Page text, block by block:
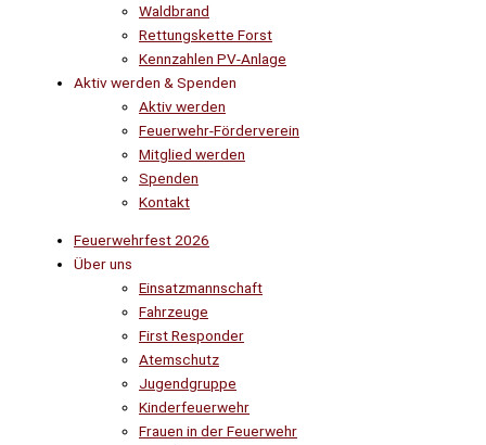
Waldbrand
Rettungskette Forst
Kennzahlen PV-Anlage
Aktiv werden & Spenden
Aktiv werden
Feuerwehr-Förderverein
Mitglied werden
Spenden
Kontakt
Feuerwehrfest 2026
Über uns
Einsatzmannschaft
Fahrzeuge
First Responder
Atemschutz
Jugendgruppe
Kinderfeuerwehr
Frauen in der Feuerwehr